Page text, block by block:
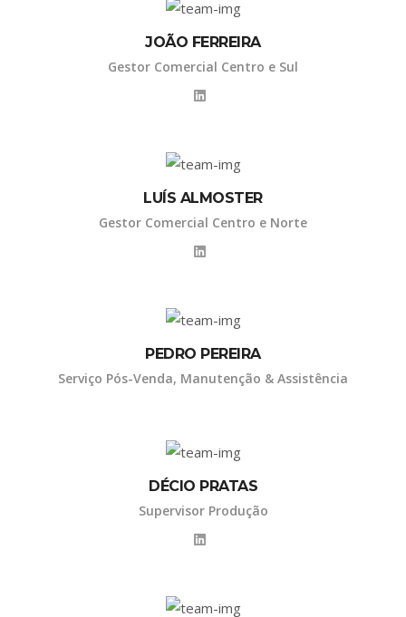
JOÃO FERREIRA
Gestor Comercial Centro e Sul
LUÍS ALMOSTER
Gestor Comercial Centro e Norte
PEDRO PEREIRA
Serviço Pós-Venda, Manutenção & Assistência
DÉCIO PRATAS
Supervisor Produção